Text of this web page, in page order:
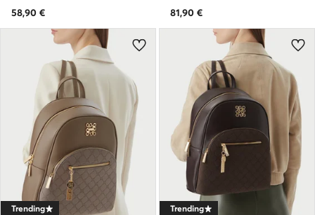
58,90 €
81,90 €
Trending Trending